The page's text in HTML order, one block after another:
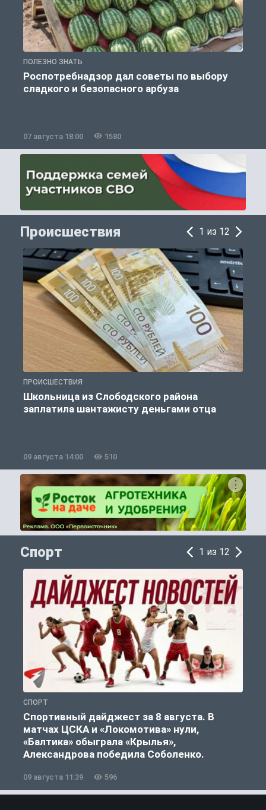
ПОЛЕЗНО ЗНАТЬ
Роспотребнадзор дал советы по выбору
сладкого и безопасного арбуза
07 августа 18:00 1580
Происшествия 1 из 12
ПРОИСШЕСТВИЯ
Школьница из Слободского района
заплатила шантажисту деньгами отца
09 августа 14:00 510
Спорт 1 из 12
СПОРТ
Спортивный дайджест за 8 августа. В
матчах ЦСКА и «Локомотива» нули,
«Балтика» обыграла «Крылья»,
Александрова победила Соболенко.
09 августа 11:39 596